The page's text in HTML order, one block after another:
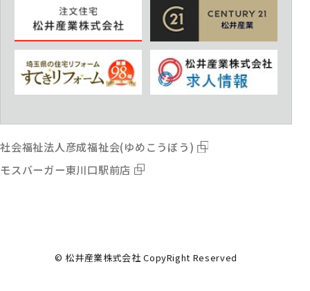
© 松井産業株式会社 CopyRight Reserved
社会福祉法人彦成福祉会(ゆめこうぼう)
モスバーガー東川口駅前店